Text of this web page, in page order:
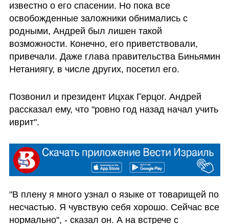
известно о его спасении. Но пока все
освобожденные заложники обнимались с
родными, Андрей был лишен такой
возможности. Конечно, его приветствовали,
привечали. Даже глава правительства Биньямин
Нетаниягу, в числе других, посетил его.
Позвонил и президент Ицхак Герцог. Андрей
рассказал ему, что "ровно год назад начал учить
иврит".
"В плену я много узнал о языке от товарищей по
несчастью. Я чувствую себя хорошо. Сейчас все
нормально", - сказал он. А на встрече с